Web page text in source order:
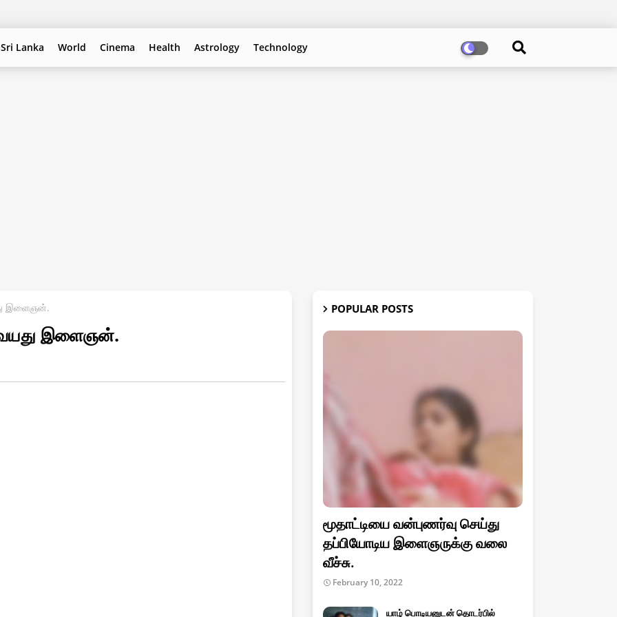
Sri Lanka World Cinema Health Astrology Technology
இளைஞன்.
வயது இளைஞன்.
POPULAR POSTS
மூதாட்டியை வன்புணர்வு செய்து
தப்பியோடிய இளைஞருக்கு வலை
வீச்சு.
February 10, 2022
யாழ் பொடியனுடன் தொடர்பில்